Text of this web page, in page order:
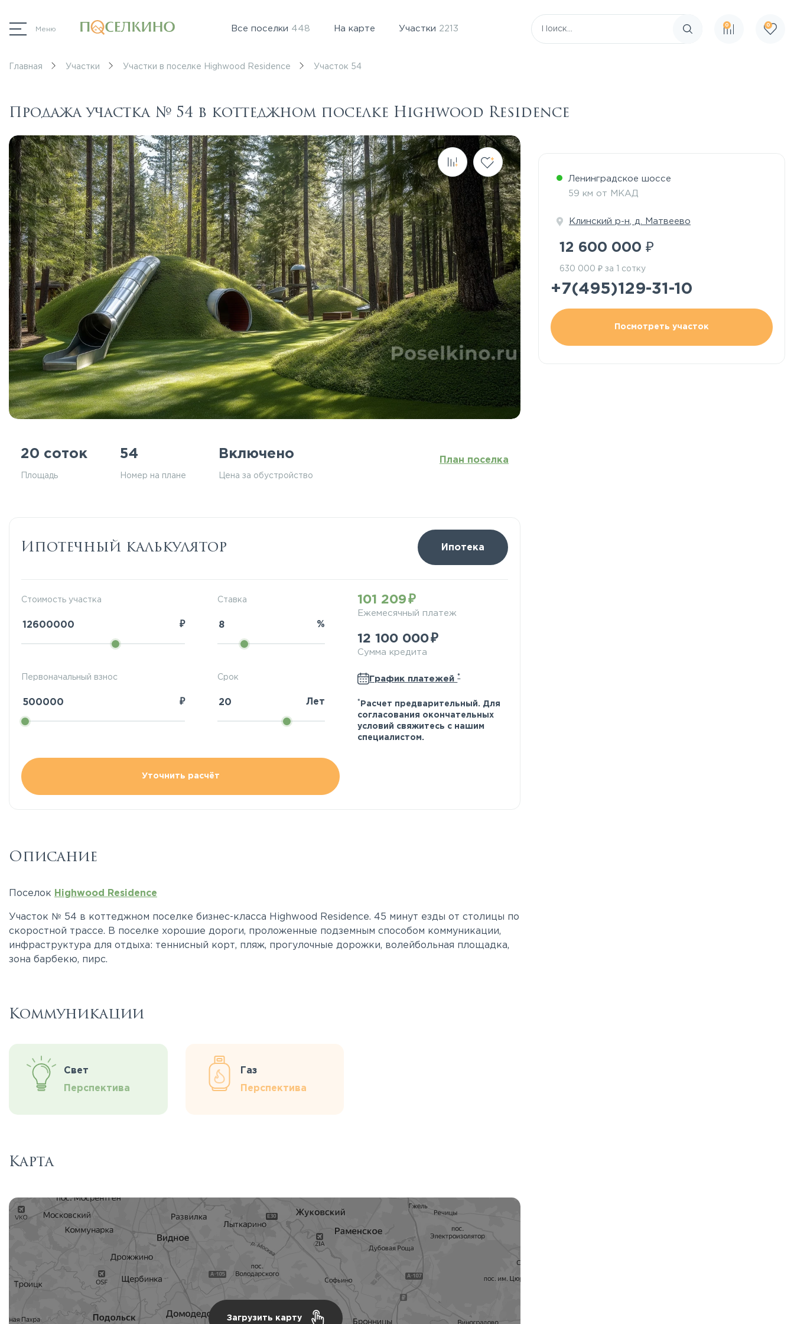
Меню Все поселки 448 На карте Участки 2213
Поиск по сайту
0 0
Главная Участки Участки в поселке Highwood Residence Участок 54
Продажа участка № 54 в коттеджном поселке Highwood Residence
20 соток
Площадь
54
Номер на плане
Включено
Цена за обустройство
План поселка
Ипотечный калькулятор Ипотека
Стоимость участка
₽
Ставка
%
Первоначальный взнос
₽
Срок
Лет
Уточнить расчёт
101 209
Ежемесячный платеж
12 100 000
Сумма кредита
График платежей*
* Расчет предварительный. Для
согласования окончательных
условий свяжитесь с нашим
специалистом.
Описание
Поселок Highwood Residence
Участок № 54 в коттеджном поселке бизнес-класса Highwood Residence. 45 минут езды от столицы по
скоростной трассе. В поселке хорошие дороги, проложенные подземным способом коммуникации,
инфраструктура для отдыха: теннисный корт, пляж, прогулочные дорожки, волейбольная площадка,
зона барбекю, пирс.
Коммуникации
Свет
Перспектива
Газ
Перспектива
Карта
Загрузить карту
Ленинградское шоссе
59 км от МКАД
Клинский р-н д. Матвеево
12 600 000 ₽
630 000 ₽ за 1 сотку
+7(495)129-31-10
Посмотреть участок